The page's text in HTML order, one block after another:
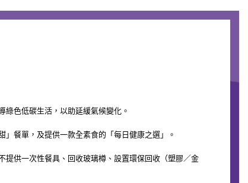
綠色低碳生活，以助延緩氣候變化。
」餐單，及提供一款全素食的「每日健康之選」。
提供一次性餐具、回收玻璃樽、設置環保回收（塑膠／金